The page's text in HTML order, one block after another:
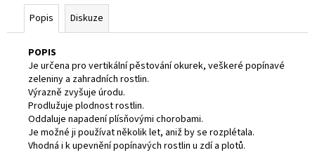
Popis Diskuze
POPIS
Je určena pro vertikální pěstování okurek, veškeré popínavé
zeleniny a zahradních rostlin.
Výrazně zvyšuje úrodu.
Prodlužuje plodnost rostlin.
Oddaluje napadení plísňovými chorobami.
Je možné ji používat několik let, aniž by se rozplétala.
Vhodná i k upevnění popínavých rostlin u zdí a plotů.
č
TAŠKA